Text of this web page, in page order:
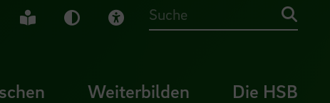
Gebärdensprache
Leichte Sprache
Dunkel-Modus
Visuelle Hilfe
Suche
Weiterbilden Die HSB